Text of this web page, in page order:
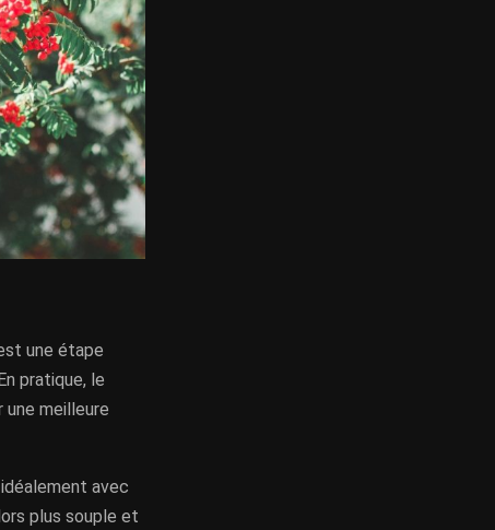
une étape
pratique, le
meilleure
avec
plus souple et